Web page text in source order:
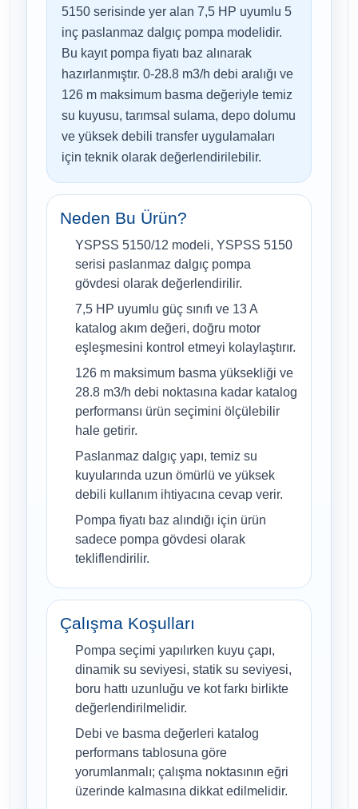
5150 serisinde yer alan 7,5 HP uyumlu 5
inç paslanmaz dalgıç pompa modelidir.
Bu kayıt pompa fiyatı baz alınarak
hazırlanmıştır. 0-28.8 m3/h debi aralığı ve
126 m maksimum basma değeriyle temiz
su kuyusu, tarımsal sulama, depo dolumu
ve yüksek debili transfer uygulamaları
için teknik olarak değerlendirilebilir.
Neden Bu Ürün?
YSPSS 5150/12 modeli, YSPSS 5150
serisi paslanmaz dalgıç pompa
gövdesi olarak değerlendirilir.
7,5 HP uyumlu güç sınıfı ve 13 A
katalog akım değeri, doğru motor
eşleşmesini kontrol etmeyi kolaylaştırır.
126 m maksimum basma yüksekliği ve
28.8 m3/h debi noktasına kadar katalog
performansı ürün seçimini ölçülebilir
hale getirir.
Paslanmaz dalgıç yapı, temiz su
kuyularında uzun ömürlü ve yüksek
debili kullanım ihtiyacına cevap verir.
Pompa fiyatı baz alındığı için ürün
sadece pompa gövdesi olarak
tekliflendirilir.
Çalışma Koşulları
Pompa seçimi yapılırken kuyu çapı,
dinamik su seviyesi, statik su seviyesi,
boru hattı uzunluğu ve kot farkı birlikte
değerlendirilmelidir.
Debi ve basma değerleri katalog
performans tablosuna göre
yorumlanmalı; çalışma noktasının eğri
üzerinde kalmasına dikkat edilmelidir.